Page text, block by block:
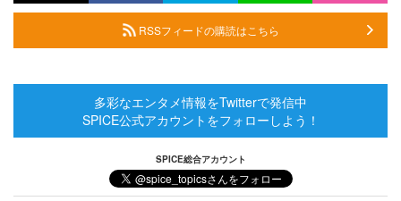
RSSフィードの購読はこちら
多彩なエンタメ情報をTwitterで発信中
SPICE公式アカウントをフォローしよう！
SPICE総合アカウント